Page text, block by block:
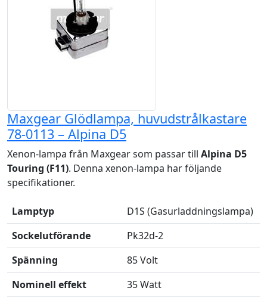
Maxgear Glödlampa, huvudstrålkastare
78-0113 – Alpina D5
Xenon-lampa från Maxgear som passar till Alpina D5
Touring (F11). Denna xenon-lampa har följande
specifikationer.
Lamptyp
D1S (Gasurladdningslampa)
Sockelutförande
Pk32d-2
Spänning
85 Volt
Nominell effekt
35 Watt